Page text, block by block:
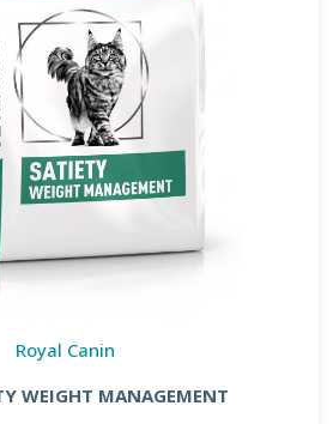
Royal Canin
WEIGHT MANAGEMENT